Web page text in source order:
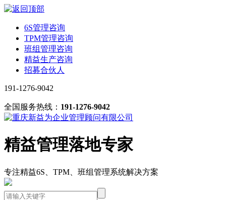
6S管理咨询
TPM管理咨询
班组管理咨询
精益生产咨询
招募合伙人
191-1276-9042
全国服务热线： 191-1276-9042
精益管理落地专家
专注精益6S、TPM、班组管理系统解决方案